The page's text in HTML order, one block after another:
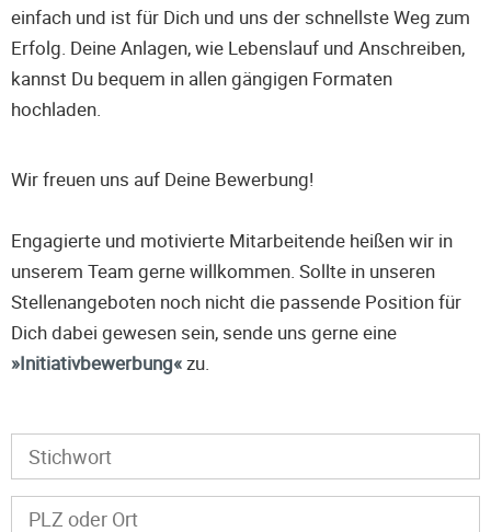
einfach und ist für Dich und uns der schnellste Weg zum
Erfolg. Deine Anlagen, wie Lebenslauf und Anschreiben,
kannst Du bequem in allen gängigen Formaten
hochladen.
Wir freuen uns auf Deine Bewerbung!
Engagierte und motivierte Mitarbeitende heißen wir in
unserem Team gerne willkommen. Sollte in unseren
Stellenangeboten noch nicht die passende Position für
Dich dabei gewesen sein, sende uns gerne eine
Initiativbewerbung zu.